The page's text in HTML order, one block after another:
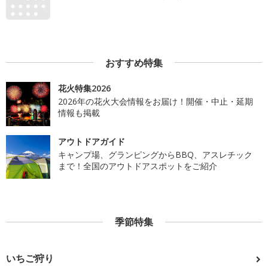
おすすめ特集
花火特集2026
2026年の花火大会情報をお届け！開催・中止・延期
情報も掲載
アウトドアガイド
キャンプ場、グランピングからBBQ、アスレチック
まで！全国のアウトドアスポットをご紹介
季節特集
いちご狩り